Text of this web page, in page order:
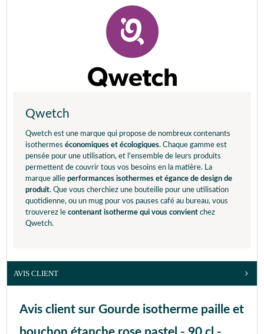
Qwetch
Qwetch est une marque qui propose de nombreux contenants
isothermes économiques et écologiques. Chaque gamme est
pensée pour une utilisation, et l'ensemble de leurs produits
permettent de couvrir tous vos besoins en la matière. La
marque allie performances isothermes et égance de design de
produit. Que vous cherchiez une bouteille pour une utilisation
quotidienne, ou un mug pour vos pauses café au bureau, vous
trouverez le contenant isotherme qui vous convient chez
Qwetch.
AVIS CLIENT
Avis client sur Gourde isotherme paille et